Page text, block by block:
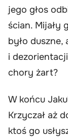
jego głos
ścian. Mijały
było duszne,
i
chory żart?
W końcu
Krzyczał aż
ktoś go